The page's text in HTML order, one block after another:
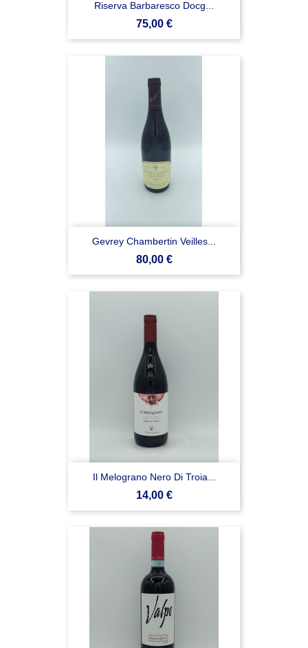
Riserva Barbaresco Docg...
Prezzo
75,00 €
Gevrey Chambertin Veilles...
Prezzo
80,00 €
Il Melograno Nero Di Troia...
Prezzo
14,00 €